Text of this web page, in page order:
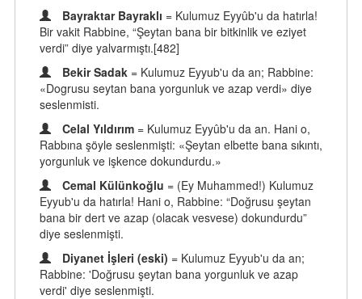
Bayraktar Bayraklı = Kulumuz Eyyûb'u da hatırla!
Bir vakit Rabbine, “Şeytan bana bir bitkinlik ve eziyet
verdi” diye yalvarmıştı.[482]
Bekir Sadak = Kulumuz Eyyub'u da an; Rabbine:
«Dogrusu seytan bana yorgunluk ve azap verdi» diye
seslenmisti.
Celal Yıldırım = Kulumuz Eyyûb'u da an. Hani o,
Rabbına şöyle seslenmişti: «Şeytan elbette bana sıkıntı,
yorgunluk ve işkence dokundurdu.»
Cemal Külünkoğlu = (Ey Muhammed!) Kulumuz
Eyyub'u da hatırla! Hani o, Rabbine: “Doğrusu şeytan
bana bir dert ve azap (olacak vesvese) dokundurdu”
diye seslenmişti.
Diyanet İşleri (eski) = Kulumuz Eyyub'u da an;
Rabbine: 'Doğrusu şeytan bana yorgunluk ve azap
verdi' diye seslenmişti.